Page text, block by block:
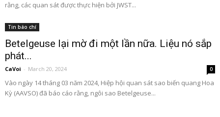
rằng, các quan sát được thực hiện bởi JWST...
Tin báo chí
Betelgeuse lại mờ đi một lần nữa. Liệu nó sắp
phát...
CaVoi - March 20, 2024 0
Vào ngày 14 tháng 03 năm 2024, Hiệp hội quan sát sao biến quang Hoa
Kỳ (AAVSO) đã báo cáo rằng, ngôi sao Betelgeuse...